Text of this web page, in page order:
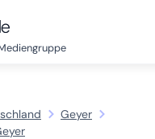
Geyer